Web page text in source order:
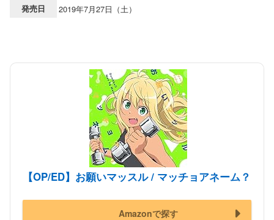
発売日 2019年7月27日（土）
【OP/ED】お願いマッスル / マッチョアネーム？
Amazonで探す